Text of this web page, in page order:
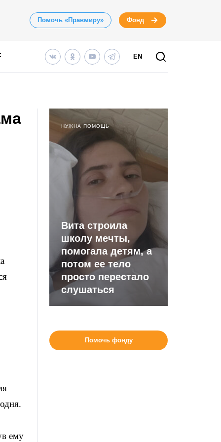
Помочь «Правмиру» Фонд
EN
ему
НУЖНА ПОМОЩЬ
Вита строила
школу мечты,
помогала детям, а
потом ее тело
просто перестало
слушаться
Помочь фонду